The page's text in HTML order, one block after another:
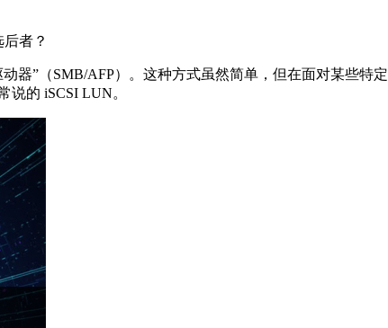
者？
器”（SMB/AFP）。这种方式虽然简单，但在面对某些特
说的 iSCSI LUN。